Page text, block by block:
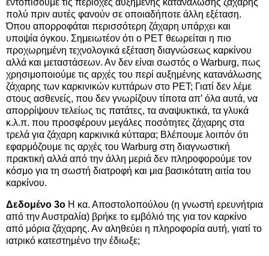
εντοπίσουμε τις περιοχές αυξημένης κατανάλωσης ζάχαρης
πολύ πριν αυτές φανούν σε οποιαδήποτε άλλη εξέταση.
Όπου απορροφάται περισσότερη ζάχαρη υπάρχει και
υποψία όγκου. Σημειωτέον ότι ο PET θεωρείται η πιο
προχωρημένη τεχνολογικά εξέταση διαγνώσεως καρκίνου
αλλά και μεταστάσεων. Αν δεν είναι σωστός ο Warburg, πως
χρησιμοποιούμε τις αρχές του περί αυξημένης κατανάλωσης
ζάχαρης των καρκινικών κυττάρων στο PET; Γιατί δεν λέμε
στους ασθενείς, που δεν γνωρίζουν τίποτα απ’ όλα αυτά, να
απορρίψουν τελείως τις πατάτες, τα αναψυκτικά, τα γλυκά
κ.λ.π. που προσφέρουν μεγάλες ποσότητες ζάχαρης στα
τρελά για ζάχαρη καρκινικά κύτταρα; Βλέπουμε λοιπόν ότι
εφαρμόζουμε τις αρχές του Warburg στη διαγνωστική
πρακτική αλλά από την άλλη μεριά δεν πληροφορούμε τον
κόσμο για τη σωστή διατροφή και μια βασικότατη αιτία του
καρκίνου.
Δεδομένο 3ο Η κα. Αποστολοπούλου (η γνωστή ερευνήτρια
από την Αυστραλία) βρήκε το εμβόλιό της για τον καρκίνο
από μόρια ζάχαρης. Αν αληθεύει η πληροφορία αυτή, γιατί το
ιατρικό κατεστημένο την έδιωξε;